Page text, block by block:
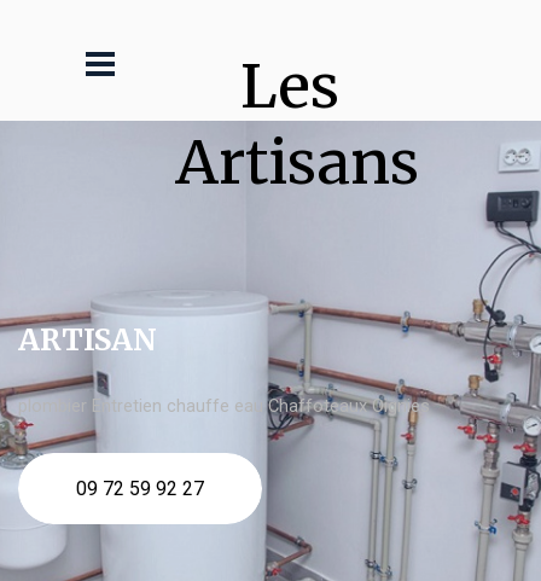
Les
Artisans
ARTISAN
plombier Entretien chauffe eau Chaffoteaux Oignies
09 72 59 92 27